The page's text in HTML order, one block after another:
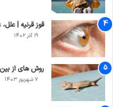
قوز قرنیه |
۱۹ آذر ۱۴۰۲
روش های از
۷ شهریور ۱۴۰۳